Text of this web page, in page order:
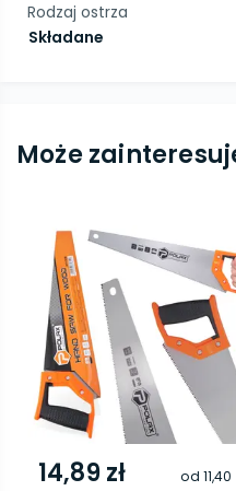
Rodzaj ostrza
Składane
Może
14,89 zł od 11,40